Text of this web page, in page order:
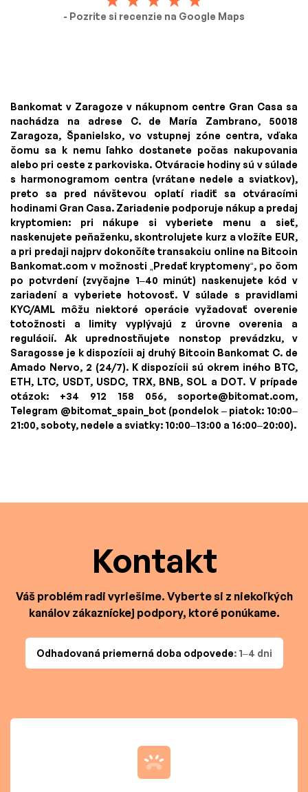
- Pozrite si recenzie na Google Maps
Bankomat v Zaragoze v nákupnom centre Gran Casa sa
nachádza na adrese C. de María Zambrano, 50018
Zaragoza, Španielsko, vo vstupnej zóne centra, vďaka
čomu sa k nemu ľahko dostanete počas nakupovania
alebo pri ceste z parkoviska. Otváracie hodiny sú v súlade
s harmonogramom centra (vrátane nedele a sviatkov),
preto sa pred návštevou oplatí riadiť sa otváracími
hodinami Gran Casa. Zariadenie podporuje nákup a predaj
kryptomien: pri nákupe si vyberiete menu a sieť,
naskenujete peňaženku, skontrolujete kurz a vložíte EUR,
a pri predaji najprv dokončíte transakciu online na Bitcoin
Bankomat.com v možnosti „Predať kryptomeny“, po čom
po potvrdení (zvyčajne 1–40 minút) naskenujete kód v
zariadení a vyberiete hotovosť. V súlade s pravidlami
KYC/AML môžu niektoré operácie vyžadovať overenie
totožnosti a limity vyplývajú z úrovne overenia a
regulácií. Ak uprednostňujete nonstop prevádzku, v
Saragosse je k dispozícii aj druhý Bitcoin Bankomat C. de
Amado Nervo, 2 (24/7). K dispozícii sú okrem iného BTC,
ETH, LTC, USDT, USDC, TRX, BNB, SOL a DOT. V prípade
otázok: +34 912 158 056, soporte@bitomat.com,
Telegram @bitomat_spain_bot (pondelok – piatok: 10:00–
21:00, soboty, nedele a sviatky: 10:00–13:00 a 16:00–20:00).
Kontakt
Váš problém radi vyriešime. Vyberte si z niekoľkých
kanálov zákazníckej podpory, ktoré ponúkame.
Odhadovaná priemerná doba odpovede: 1–4 dni